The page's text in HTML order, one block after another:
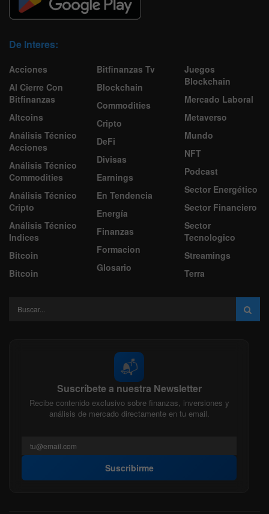
De Interes:
Acciones
Al Cierre Con
Bitfinanzas
Altcoins
Análisis Técnico
Acciones
Análisis Técnico
Commodities
Análisis Técnico
Cripto
Análisis Técnico
Indices
Bitcoin
Bitcoin
Bitfinanzas Tv
Blockchain
Commodities
Cripto
DeFi
Divisas
Earnings
En Tendencia
Energía
Finanzas
Formacion
Glosario
Juegos
Blockchain
Mercado Laboral
Metaverso
Mundo
NFT
Podcast
Sector Energético
Sector Financiero
Sector
Tecnologico
Streamings
Terra
📬
Suscríbete a nuestra Newsletter
Recibe contenido exclusivo sobre finanzas, inversiones y
análisis de mercado directamente en tu email.
Suscribirme